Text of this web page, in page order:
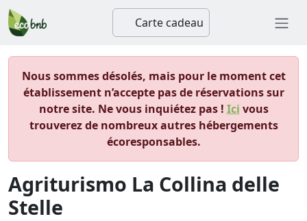
Carte cadeau
Nous sommes désolés, mais pour le moment cet
établissement n’accepte pas de réservations sur
notre site. Ne vous inquiétez pas ! Ici vous
trouverez de nombreux autres hébergements
écoresponsables.
Agriturismo La Collina delle
Stelle